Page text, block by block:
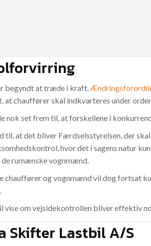
begyndt at træde i kraft.
at chauffører skal indkvarteres under
nok set frem til, at forskellene i
til, at det bliver Færdselsstyrelsen, der
hvor det i sagens natur
rumænske vognmænd.
chauffører og vognmænd vil dog fortsat
vise om vejsidekontrollen bliver effektiv
Skifter Lastbil A/S